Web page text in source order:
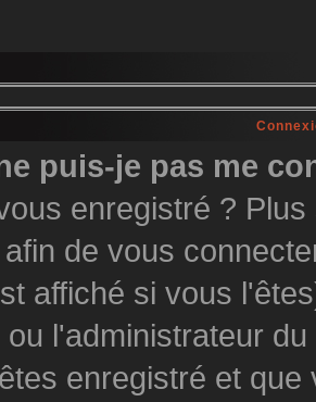
puis-je pas me
enregistré ?
de vous
affiché si vous
l'administrateur
enregistré et